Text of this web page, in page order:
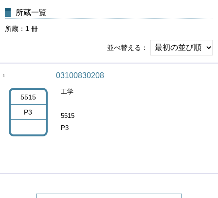
所蔵一覧
所蔵 1 冊
並べ替える
1
5515
P3
03100830208
工学
5515
P3